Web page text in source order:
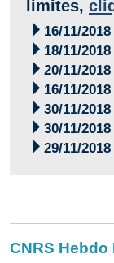
limites,
 16/11/2018
 18/11/2018
 20/11/2018
 16/11/2018
 30/11/2018
 30/11/2018
 29/11/2018
CNRS